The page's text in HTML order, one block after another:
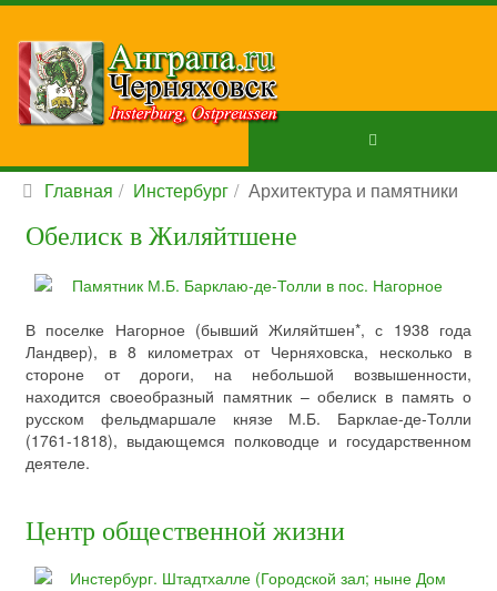
Главная Инстербург Архитектура и памятники
Обелиск в Жиляйтшене
В поселке Нагорное (бывший Жиляйтшен*, с 1938 года
Ландвер), в 8 километрах от Черняховска, несколько в
стороне от дороги, на небольшой возвышенности,
находится своеобразный памятник – обелиск в память о
русском фельдмаршале князе М.Б. Барклае-де-Толли
(1761-1818), выдающемся полководце и государственном
деятеле.
Центр общественной жизни